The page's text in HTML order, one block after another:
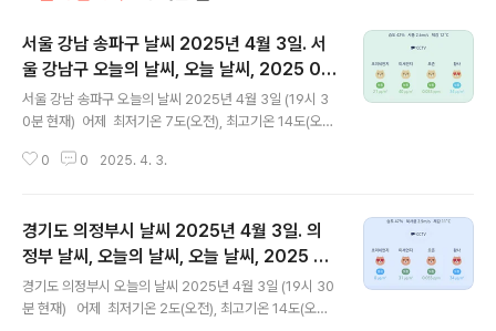
서울 강남 송파구 날씨 2025년 4월 3일. 서
울 강남구 오늘의 날씨, 오늘 날씨, 2025 04
03, 초미세먼지, 미세먼지, 황사, 자외선
서울 강남 송파구 오늘의 날씨 2025년 4월 3일 (19시 3
0분 현재) 어제 최저기온 7도(오전), 최고기온 14도(오
제보다 3도 낮은 최저기온이고 어제보다 2도 높은 최고기
시 - 15시 하루 중 최고기온입니다 * 눈비 올 확률은 위
이미지에서 시간별 기상 상태 참조 대기상황 공기
질은어제초미세먼지 보통 = 21 ㎍/m³ 미세먼지는 보통
= 38 ㎍/m³ 황사는 보통 = 20 ㎍/m³ 자외선 (오후) =
보통 오늘 초미세먼지 보통 = 21 ㎍/m³ 미세먼지는 보통
0 0 2025. 4. 3.
경기도 의정부시 날씨 2025년 4월 3일. 의
정부 날씨, 오늘의 날씨, 오늘 날씨, 2025 04
03, 초미세먼지, 미세먼지, 황사, 자외선
경기도 의정부시 오늘의 날씨 2025년 4월 3일 (19시 30
분 현재) 어제 최저기온 2도(오전), 최고기온 14도(오